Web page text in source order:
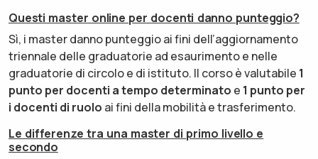
Questi master online per docenti danno punteggio?
Sì, i master danno punteggio ai fini dell’aggiornamento
triennale delle graduatorie ad esaurimento e nelle
graduatorie di circolo e di istituto. Il corso è valutabile 1
punto per docenti a tempo determinato e 1 punto per
i docenti di ruolo ai fini della mobilità e trasferimento.
Le differenze tra una master di primo livello e
secondo